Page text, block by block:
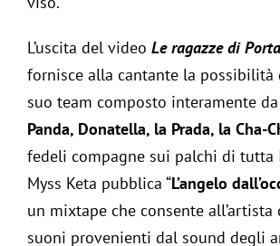
L’uscita del video Le ragazze di
fornisce alla cantante la possibilità
suo team composto interamente
Panda, Donatella, la Prada, la Cha-
fedeli compagne sui palchi di tutta
Myss Keta pubblica “L’angelo
un mixtape che consente
suoni provenienti dal sound degli